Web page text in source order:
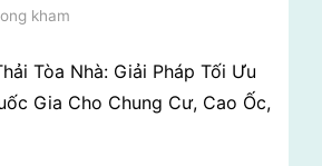
kham
Tòa Nhà: Giải Pháp Tối Ưu
Gia Cho Chung Cư, Cao Ốc,